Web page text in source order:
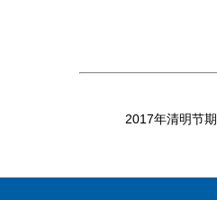
2017年清明节期